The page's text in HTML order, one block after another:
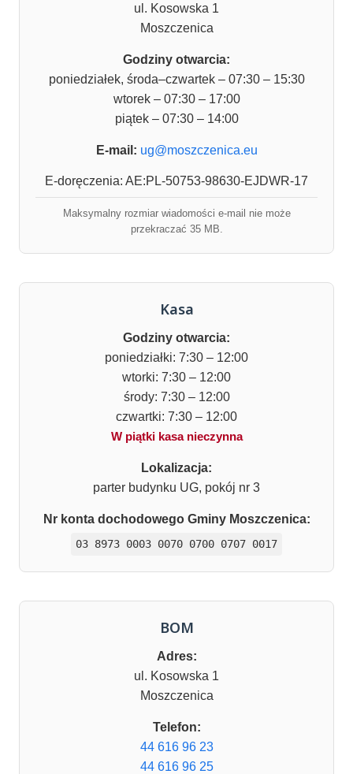
ul. Kosowska 1
Moszczenica
Godziny otwarcia:
poniedziałek, środa–czwartek – 07:30 – 15:30
wtorek – 07:30 – 17:00
piątek – 07:30 – 14:00
E-mail: ug@moszczenica.eu
E-doręczenia: AE:PL-50753-98630-EJDWR-17
Maksymalny rozmiar wiadomości e-mail nie może
przekraczać 35 MB.
Kasa
Godziny otwarcia:
poniedziałki: 7:30 – 12:00
wtorki: 7:30 – 12:00
środy: 7:30 – 12:00
czwartki: 7:30 – 12:00
W piątki kasa nieczynna
Lokalizacja:
parter budynku UG, pokój nr 3
Nr konta dochodowego Gminy Moszczenica:
03 8973 0003 0070 0700 0707 0017
BOM
Adres:
ul. Kosowska 1
Moszczenica
Telefon:
44 616 96 23
44 616 96 25